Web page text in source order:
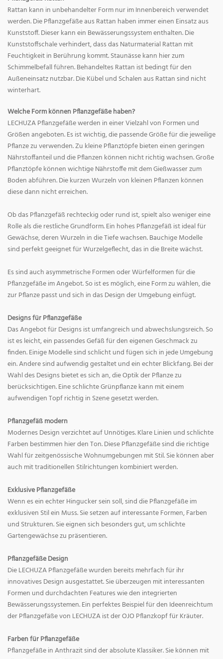
Rattan kann in unbehandelter Form nur im Innenbereich verwendet
werden. Die Pflanzgefäße aus Rattan haben immer einen Einsatz aus
Kunststoff. Dieser kann ein Bewässerungssystem enthalten. Die
Kunststoffschale verhindert, dass das Naturmaterial Rattan mit
Feuchtigkeit in Berührung kommt. Staunässe kann hier zum
Schimmelbefall führen. Behandeltes Rattan ist bedingt für den
Außeneinsatz nutzbar. Die Kübel und Schalen aus Rattan sind nicht
winterhart.
Welche Form können Pflanzgefäße haben?
LECHUZA Pflanzgefäße werden in einer Vielzahl von Formen und
Größen angeboten. Es ist wichtig, die passende Größe für die jeweilige
Pflanze zu verwenden. Zu kleine Pflanztöpfe bieten einen geringen
Nährstoffanteil und die Pflanzen können nicht richtig wachsen. Große
Pflanztöpfe können wichtige Nährstoffe mit dem Gießwasser zum
Boden abführen. Die kurzen Wurzeln von kleinen Pflanzen können
diese dann nicht erreichen.
Ob das Pflanzgefäß rechteckig oder rund ist, spielt also weniger eine
Rolle als die restliche Grundform. Ein hohes Pflanzgefäß ist ideal für
Gewächse, deren Wurzeln in die Tiefe wachsen. Bauchige Modelle
sind perfekt geeignet für Wurzelgeflecht, das in die Breite wächst.
Es sind auch asymmetrische Formen oder Würfelformen für die
Pflanzgefäße im Angebot. So ist es möglich, eine Form zu wählen, die
zur Pflanze passt und sich in das Design der Umgebung einfügt.
Designs für Pflanzgefäße
Das Angebot für Designs ist umfangreich und abwechslungsreich. So
ist es leicht, ein passendes Gefäß für den eigenen Geschmack zu
finden. Einige Modelle sind schlicht und fügen sich in jede Umgebung
ein. Andere sind aufwendig gestaltet und ein echter Blickfang. Bei der
Wahl des Designs bietet es sich an, die Optik der Pflanze zu
berücksichtigen. Eine schlichte Grünpflanze kann mit einem
aufwendigen Topf richtig in Szene gesetzt werden.
Pflanzgefäß modern
Modernes Design verzichtet auf Unnötiges. Klare Linien und schlichte
Farben bestimmen hier den Ton. Diese Pflanzgefäße sind die richtige
Wahl für zeitgenössische Wohnumgebungen mit Stil. Sie können aber
auch mit traditionellen Stilrichtungen kombiniert werden.
Exklusive Pflanzgefäße
Wenn es ein echter Hingucker sein soll, sind die Pflanzgefäße im
exklusiven Stil ein Muss. Sie setzen auf interessante Formen, Farben
und Strukturen. Sie eignen sich besonders gut, um schlichte
Gartengewächse zu präsentieren.
Pflanzgefäße Design
Die LECHUZA Pflanzgefäße wurden bereits mehrfach für ihr
innovatives Design ausgestattet. Sie überzeugen mit interessanten
Formen und durchdachten Features wie den integrierten
Bewässerungssystemen. Ein perfektes Beispiel für den Ideenreichtum
der Pflanzgefäße von LECHUZA ist der OJO Pflanzkopf für Kräuter.
Farben für Pflanzgefäße
Pflanzgefäße in Anthrazit sind der absolute Klassiker. Sie können mit